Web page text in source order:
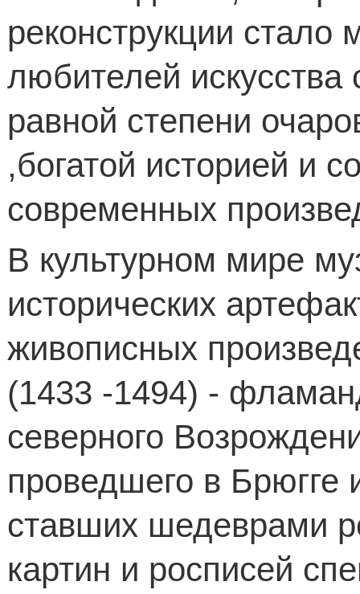
реконструкции
любителей искусства
равной степени
,богатой историей и
современных
В культурном мире
исторических
живописных
(1433 -1494) -
северного
проведшего в Брюгге
ставших шедеврами
картин и росписей